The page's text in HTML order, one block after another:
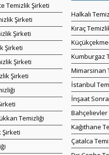
Temizlik Şirketi
Şirketi
Şirketi
Şirketi
Şirketi
Şirketi
Temizliği
Şirketi
Halkalı
Kıraç
Kumburgaz
Mimarsinan
İstanbul
İnşaat
Bahçelievler
Kağıthane
Çatalca